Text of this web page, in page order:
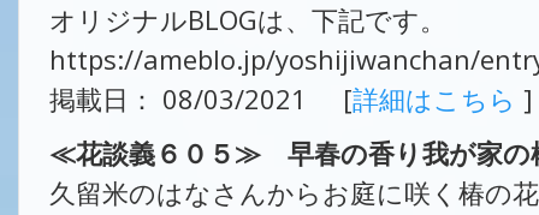
オリジナルBLOGは、下記です。
https://ameblo.jp/yoshijiwanchan/
掲載日： 08/03/2021 [詳細はこちら ]
≪花談義６０５≫ 早春の香り我が家の
久留米のはなさんからお庭に咲く椿の